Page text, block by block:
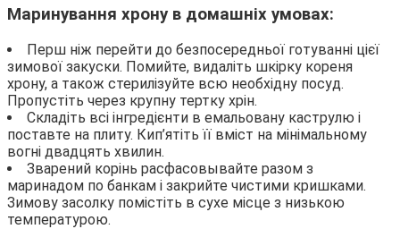
Маринування хрону в домашніх умовах:
Перш ніж перейти до безпосередньої готуванні цієї
зимової закуски. Помийте, видаліть шкірку кореня
хрону, а також стерилізуйте всю необхідну посуд.
Пропустіть через крупну тертку хрін.
Складіть всі інгредієнти в емальовану каструлю і
поставте на плиту. Кип’ятіть її вміст на мінімальному
вогні двадцять хвилин.
Зварений корінь расфасовывайте разом з
маринадом по банкам і закрийте чистими кришками.
Зимову засолку помістіть в сухе місце з низькою
температурою.